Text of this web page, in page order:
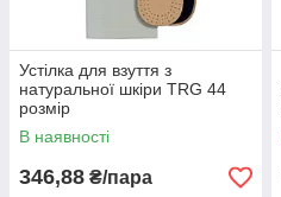
Устілка для взуття з
натуральної шкіри TRG 44
розмір
В наявності
346,88 ₴/пара